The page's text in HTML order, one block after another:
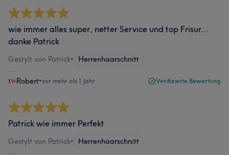
wie immer alles super, netter Service und top Frisur...
danke Patrick
Gestylt von Patrick• Herrenhaarschnitt
Robert•vor mehr als 1 Jahr Verifizierte Bewertung
Patrick wie immer Perfekt
Gestylt von Patrick• Herrenhaarschnitt